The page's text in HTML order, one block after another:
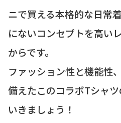
ニで買える本格的な日常
にないコンセプトを高い
からです。
ファッション性と機能性
備えたこのコラボTシャ
いきましょう！